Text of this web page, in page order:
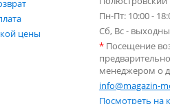
цены
Пн-Пт: 10:00 -
Сб, Вс -
*Посещение
менеджером о
info@magazin-
Посмотреть на